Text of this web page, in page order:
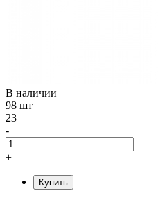
В наличии
98 шт
23
-
+
Купить